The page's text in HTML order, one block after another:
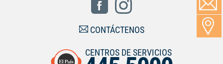
CONTÁCTENOS
CENTROS DE SERVICIOS